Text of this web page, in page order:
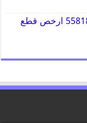
قطع غيار دودج 55818355 ارخص قطع